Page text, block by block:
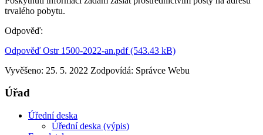
trvalého pobytu.
Odpověď:
Odpověď Ostr 1500-2022-an.pdf (543.43 kB)
Vyvěšeno: 25. 5. 2022 Zodpovídá: Správce Webu
Úřad
Úřední deska
Úřední deska (výpis)